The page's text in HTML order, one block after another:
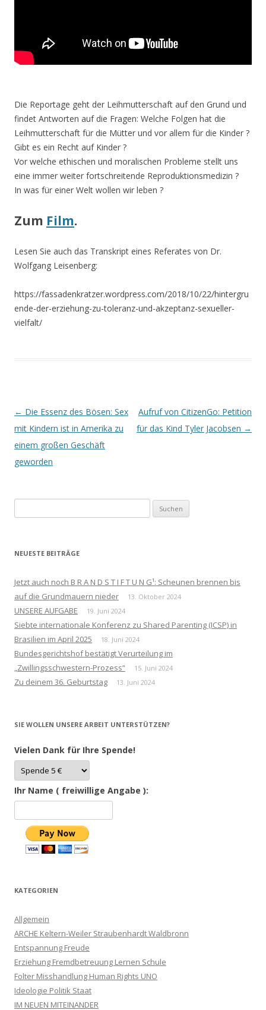
Die Reportage geht der Leihmutterschaft auf den Grund und
findet Antworten auf die Fragen: Welche Folgen hat die
Leihmutterschaft für die Mütter und vor allem für die Kinder ?
Gibt es ein Recht auf Kinder ?
Vor welche ethischen und moralischen Probleme stellt uns
eine immer weiter fortschreitende Reproduktionsmedizin ?
In was für einer Welt wollen wir leben ?
Zum Film.
Lesen Sie auch das Transkript eines Referates von Dr.
Wolfgang Leisenberg:
https://fassadenkratzer.wordpress.com/2018/10/22/hintergru
ende-der-erziehung-zu-toleranz-und-akzeptanz-sexueller-
vielfalt/
Beitrags-
Navigation
← Die Essenz des Bösen: Sex
mit Kindern ist in Amerika zu
einem großen Geschäft
geworden
Aufruf von CitizenGo: Petition
für das Kind Tyler Jacobsen →
nach:
NEUESTE BEITRÄGE
Jetzt auch noch B R A N D S T I F T U N G¹: Scheunen brennen bis
auf die Grundmauern nieder
13. Oktober 2024
UNSERE AUFGABE 19. Juni 2024
Siebte internationale Konferenz zu Shared Parenting (ICSP) in
Brasilien im April 2025
18. Juni 2024
Bundesgerichtshof bestätigt Verurteilung im
„Zwillingsschwestern-Prozess“
15. Juni 2024
Zu deinem 36. Geburtstag 13. Juni 2024
SIE WOLLEN UNSERE ARBEIT UNTERSTÜTZEN?
Vielen Dank für Ihre Spende!
Ihr Name ( freiwillige Angabe ):
KATEGORIEN
Allgemein
ARCHE Keltern-Weiler Straubenhardt Waldbronn
Entspannung Freude
Erziehung Fremdbetreuung Lernen Schule
Folter Misshandlung Human Rights UNO
Ideologie Politik Staat
IM NEUEN MITEINANDER